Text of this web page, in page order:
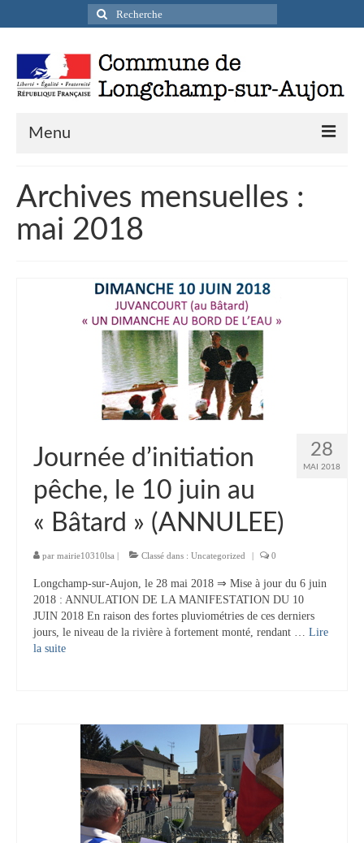
Rechercher
:
Menu
Infos pratiques
Longchamp-sur-Aujon en cartes postales
Accès / Transports
Tourisme
Hébergement
Services publics
Formalités administratives
Santé
Téléphonie mobile / Internet
Collecte des déchets
Vie municipale
Le Conseil municipal de Longchamp-sur-
Aujon
Les réunions du Conseil municipal
Archives mensuelles :
mai 2018
28
MAI 2018
Journée d’initiation
pêche, le 10 juin au
« Bâtard » (ANNULEE)
par mairie10310lsa Classé dans : Uncategorized 0
Longchamp-sur-Aujon, le 28 mai 2018 ⇒ Mise à jour du 6 juin
2018 : ANNULATION DE LA MANIFESTATION DU 10
JUIN 2018 En raison des fortes pluviométries de ces derniers
jours, le niveau de la rivière à fortement monté, rendant … Lire
la suite­­